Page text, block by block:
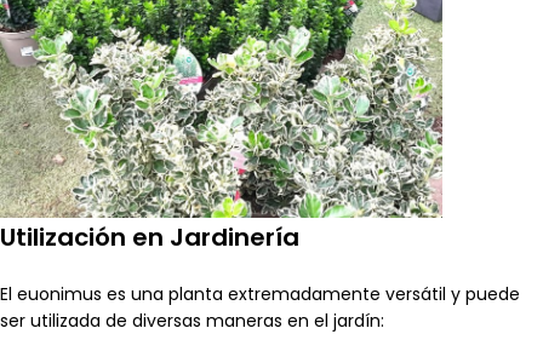
Utilización en Jardinería
El euonimus es una planta extremadamente versátil y puede
ser utilizada de diversas maneras en el jardín: